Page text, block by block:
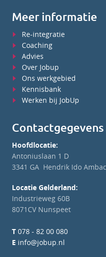
Meer informatie
Re-integratie
Coaching
Advies
Over Jobup
Ons werkgebied
Kennisbank
Werken bij JobUp
Contactgegevens
Hoofdlocatie:
Antoniuslaan 1 D
3341 GA Hendrik Ido
Locatie Gelderland:
Industrieweg 60B
8071CV Nunspeet
T 078 - 82 00 080
E info@jobup.nl